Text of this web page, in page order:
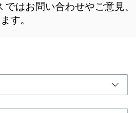
ではお問い合わせやご意見、
す。